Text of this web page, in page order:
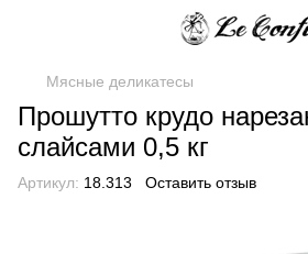
Мясные деликатесы
Прошутто крудо
слайсами 0,5 кг
Артикул: 18.313 Оставить отзыв